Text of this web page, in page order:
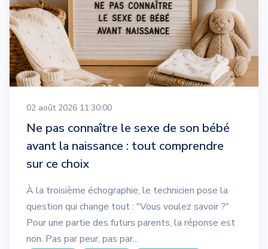
02 août 2026 11:30:00
Ne pas connaître le sexe de son bébé
avant la naissance : tout comprendre
sur ce choix
À la troisième échographie, le technicien pose la
question qui change tout : "Vous voulez savoir ?"
Pour une partie des futurs parents, la réponse est
non. Pas par peur, pas par...